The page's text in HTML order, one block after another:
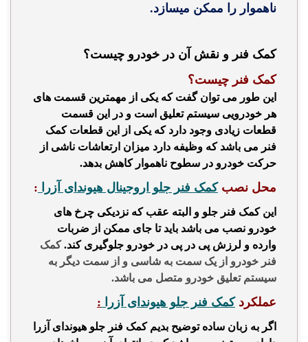
ناهموار را ممکن میسازد.
کمک فنر و نقش آن در خودرو چیست؟
کمک فنر چیست؟
این طور می توان گفت که یکی از مهمترین قسمت های
هر خودرویی سیستم تعلیق است و در این قسمت
قطعات زیادی وجود دارد که یکی از این قطعات کمک
فنر می باشد که وظیفه دارد میزان ارتعاشات ناشی از
حرکت خودرو در سطوح ناهموار کاهش بدهد.
محل نصبکمک فنر جلو اروجینال هیوندای آزرا :
اینکمک فنر جلو و البته عقب که نزدیکی چرخ های
خودرو نصب می باشد باید تا جای ممکن از ضربات
وارده و لرزش پی در پی در خودرو جلوگیری کند.کمک
فنر خودرو از یک سمت به شاسی و از سمت دیگر به
سیستم تعلیق خودرو متصل می باشد.
عملکردکمک فنر جلو هیوندای آزرا :
اگر به زبان ساده توضیح بدیمکمک فنر جلو هیوندای آزرا